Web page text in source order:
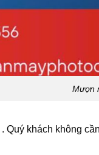
Mượn
Quý khách không